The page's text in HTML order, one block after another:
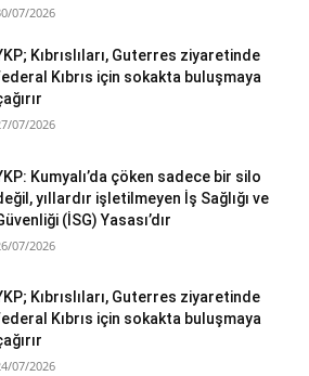
07/2026
Kıbrıslıları, Guterres ziyaretinde
Kıbrıs için sokakta buluşmaya
07/2026
Kumyalı’da çöken sadece bir silo
yıllardır işletilmeyen İş Sağlığı ve
(İSG) Yasası’dır
07/2026
Kıbrıslıları, Guterres ziyaretinde
Kıbrıs için sokakta buluşmaya
07/2026